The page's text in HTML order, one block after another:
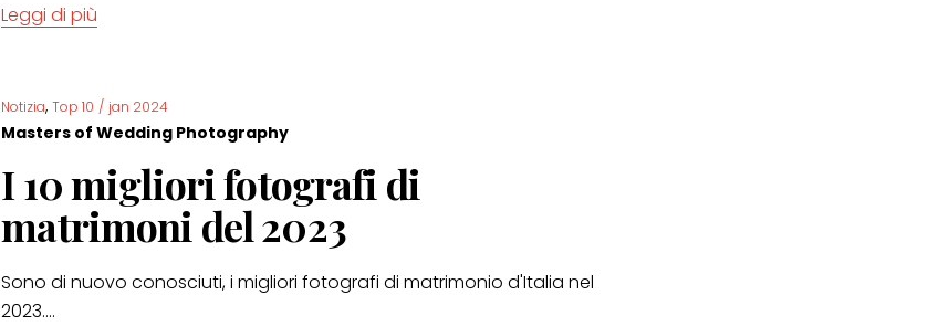
Leggi di più
Notizia,Top 10 / jan 2024
Masters of Wedding Photography
I 10 migliori fotografi di
matrimoni del 2023
Sono di nuovo conosciuti, i migliori fotografi di matrimonio d'Italia nel
2023....